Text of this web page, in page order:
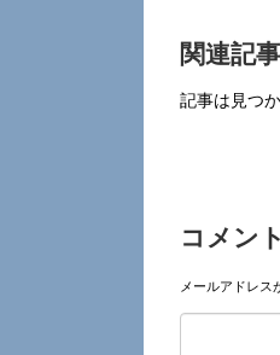
関連記事
記事は見つ
コメン
メールアドレス